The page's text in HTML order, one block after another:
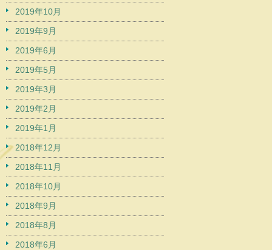
2019年10月
2019年9月
2019年6月
2019年5月
2019年3月
2019年2月
2019年1月
2018年12月
2018年11月
2018年10月
2018年9月
2018年8月
2018年6月